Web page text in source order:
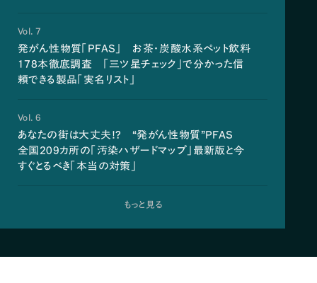
Vol. 7
発がん性物質「PFAS」 お茶・炭酸水系ペット飲料
178本徹底調査 「三ツ星チェック」で分かった信
頼できる製品「実名リスト」
Vol. 6
あなたの街は大丈夫!? “発がん性物質”PFAS
全国209カ所の「汚染ハザードマップ」最新版と今
すぐとるべき「本当の対策」
もっと見る